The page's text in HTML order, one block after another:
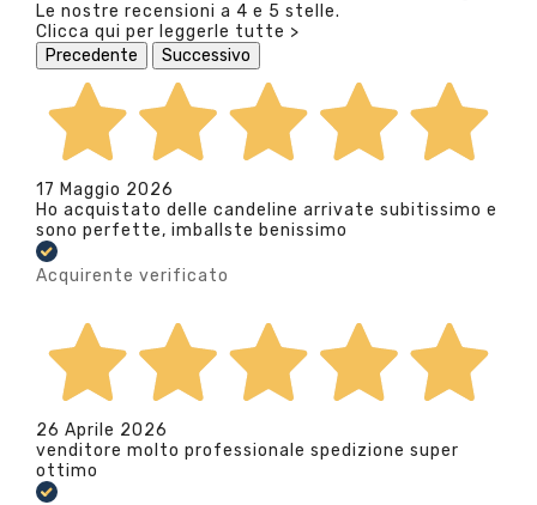
Le nostre recensioni a 4 e 5 stelle.
Clicca qui per leggerle tutte >
Precedente
Successivo
17 Maggio 2026
Ho acquistato delle candeline arrivate subitissimo e
sono perfette, imballste benissimo
Acquirente verificato
26 Aprile 2026
venditore molto professionale spedizione super
ottimo